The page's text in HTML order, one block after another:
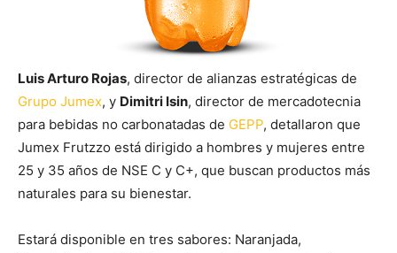
Luis Arturo Rojas, director de alianzas estratégicas de
Grupo Jumex, y Dimitri Isin, director de mercadotecnia
para bebidas no carbonatadas de GEPP, detallaron que
Jumex Frutzzo está dirigido a hombres y mujeres entre
25 y 35 años de NSE C y C+, que buscan productos más
naturales para su bienestar.
Estará disponible en tres sabores: Naranjada,